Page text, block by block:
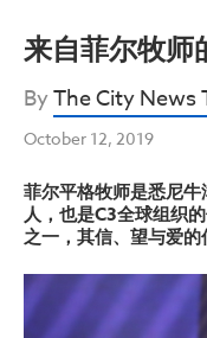
来自菲尔牧师
ByThe City News
October 12, 2019
菲尔平格牧师是悉尼
人，也是C3全球组织
之一，其信、望与爱的